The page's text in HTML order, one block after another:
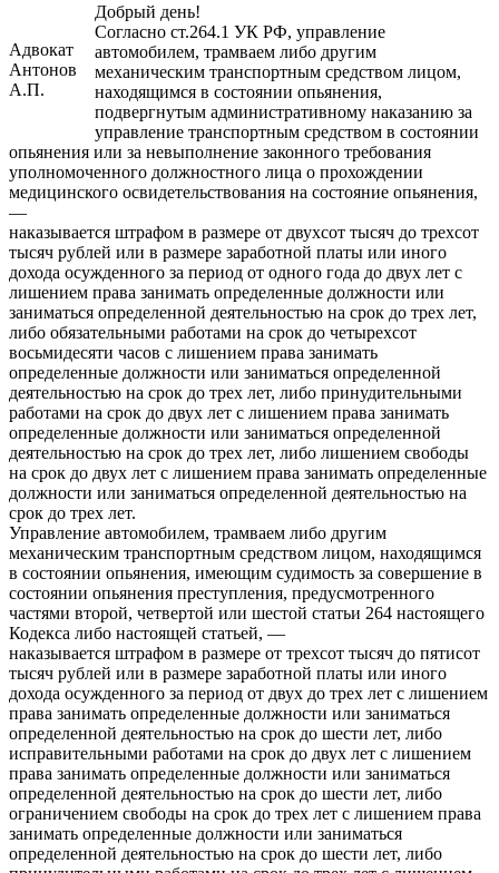
Адвокат
Антонов
А.П.
Добрый день!
Согласно ст.264.1 УК РФ, управление
автомобилем, трамваем либо другим
механическим транспортным средством лицом,
находящимся в состоянии опьянения,
подвергнутым административному наказанию за
управление транспортным средством в состоянии
опьянения или за невыполнение законного требования
уполномоченного должностного лица о прохождении
медицинского освидетельствования на состояние опьянения,
—
наказывается штрафом в размере от двухсот тысяч до трехсот
тысяч рублей или в размере заработной платы или иного
дохода осужденного за период от одного года до двух лет с
лишением права занимать определенные должности или
заниматься определенной деятельностью на срок до трех лет,
либо обязательными работами на срок до четырехсот
восьмидесяти часов с лишением права занимать
определенные должности или заниматься определенной
деятельностью на срок до трех лет, либо принудительными
работами на срок до двух лет с лишением права занимать
определенные должности или заниматься определенной
деятельностью на срок до трех лет, либо лишением свободы
на срок до двух лет с лишением права занимать определенные
должности или заниматься определенной деятельностью на
срок до трех лет.
Управление автомобилем, трамваем либо другим
механическим транспортным средством лицом, находящимся
в состоянии опьянения, имеющим судимость за совершение в
состоянии опьянения преступления, предусмотренного
частями второй, четвертой или шестой статьи 264 настоящего
Кодекса либо настоящей статьей, —
наказывается штрафом в размере от трехсот тысяч до пятисот
тысяч рублей или в размере заработной платы или иного
дохода осужденного за период от двух до трех лет с лишением
права занимать определенные должности или заниматься
определенной деятельностью на срок до шести лет, либо
исправительными работами на срок до двух лет с лишением
права занимать определенные должности или заниматься
определенной деятельностью на срок до шести лет, либо
ограничением свободы на срок до трех лет с лишением права
занимать определенные должности или заниматься
определенной деятельностью на срок до шести лет, либо